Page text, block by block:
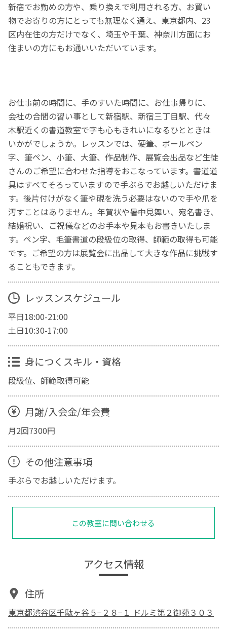
新宿でお勤めの方や、乗り換えで利用される方、お買い
物でお寄りの方にとっても無理なく通え、東京都内、23
区内在住の方だけでなく、埼玉や千葉、神奈川方面にお
住まいの方にもお通いいただいています。
お仕事前の時間に、手のすいた時間に、お仕事帰りに、
会社の合間の習い事として新宿駅、新宿三丁目駅、代々
木駅近くの書道教室で字も心もきれいになるひとときは
いかがでしょうか。レッスンでは、硬筆、ボールペン
字、筆ペン、小筆、大筆、作品制作、展覧会出品など生徒
さんのご希望に合わせた指導をおこなっています。書道道
具はすべてそろっていますので手ぶらでお越しいただけま
す。後片付けがなく筆や硯を洗う必要はないので手や爪を
汚すことはありません。年賀状や暑中見舞い、宛名書き、
結婚祝い、ご祝儀などのお手本や見本もお書きいたしま
す。ペン字、毛筆書道の段級位の取得、師範の取得も可能
です。ご希望の方は展覧会に出品して大きな作品に挑戦す
ることもできます。
レッスンスケジュール
平日18:00-21:00
土日10:30-17:00
身につくスキル・資格
段級位、師範取得可能
月謝/入会金/年会費
月2回7300円
その他注意事項
手ぶらでお越しいただけます。
この教室に問い合わせる
アクセス情報
住所
東京都渋谷区千駄ヶ谷５−２８−１ ドルミ第２御苑３０３